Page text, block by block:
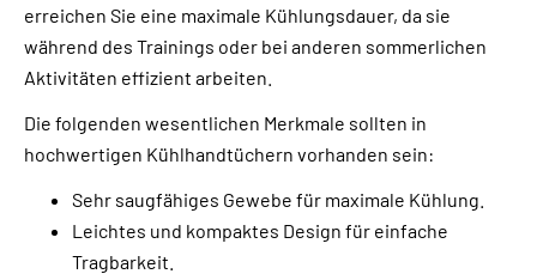
erreichen Sie eine maximale Kühlungsdauer, da sie
während des Trainings oder bei anderen sommerlichen
Aktivitäten effizient arbeiten.
Die folgenden wesentlichen Merkmale sollten in
hochwertigen Kühlhandtüchern vorhanden sein:
Sehr saugfähiges Gewebe für maximale Kühlung.
Leichtes und kompaktes Design für einfache
Tragbarkeit.